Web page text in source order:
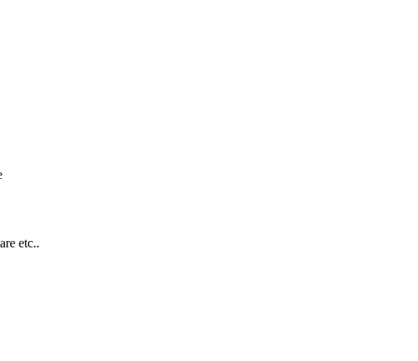
etc..